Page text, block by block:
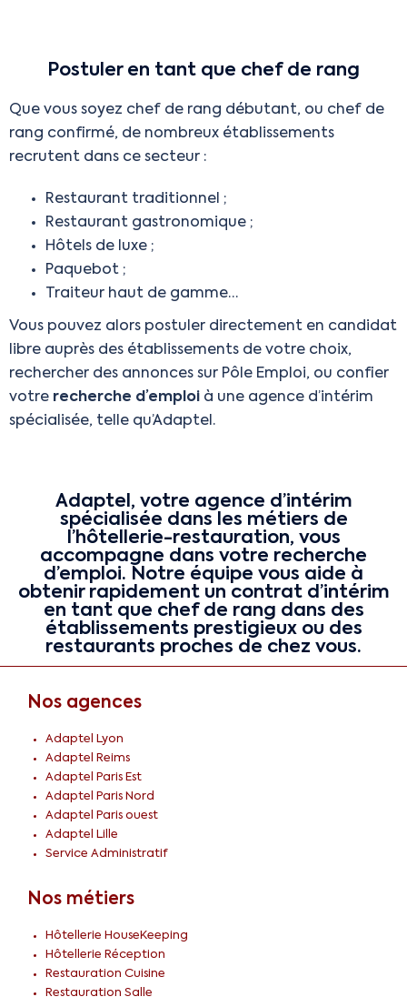
Postuler en tant que chef de rang
Que vous soyez chef de rang débutant, ou chef de
rang confirmé, de nombreux établissements
recrutent dans ce secteur :
Restaurant traditionnel ;
Restaurant gastronomique ;
Hôtels de luxe ;
Paquebot ;
Traiteur haut de gamme…
Vous pouvez alors postuler directement en candidat
libre auprès des établissements de votre choix,
rechercher des annonces sur Pôle Emploi, ou confier
votre recherche d’emploi à une agence d’intérim
spécialisée, telle qu’Adaptel.
Adaptel, votre agence d’intérim
spécialisée dans les métiers de
l’hôtellerie-restauration, vous
accompagne dans votre recherche
d’emploi. Notre équipe vous aide à
obtenir rapidement un contrat d’intérim
en tant que chef de rang dans des
établissements prestigieux ou des
restaurants proches de chez vous.
Nos agences
Adaptel Lyon
Adaptel Reims
Adaptel Paris Est
Adaptel Paris Nord
Adaptel Paris ouest
Adaptel Lille
Service Administratif
Nos métiers
Hôtellerie HouseKeeping
Hôtellerie Réception
Restauration Cuisine
Restauration Salle